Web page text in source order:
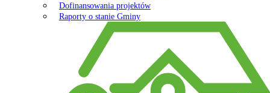
Dofinansowania projektów
Raporty o stanie Gminy